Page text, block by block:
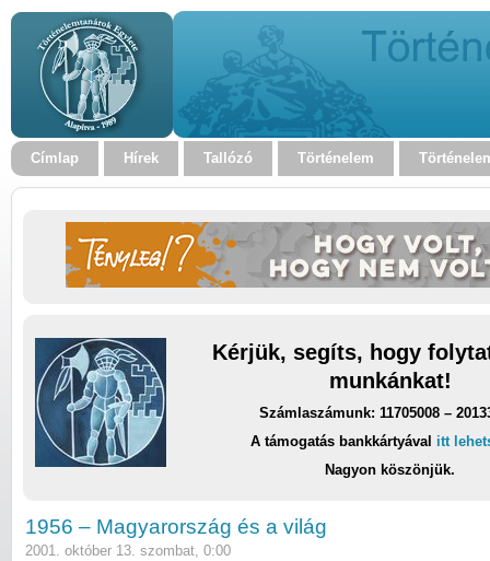
Címlap Hírek Tallózó Történelem
Kérjük, segíts, hogy
munkánkat!
Számlaszámunk: 11705008 –
A támogatás bankkártyával itt
Nagyon köszönjük.
1956 – Magyarország és a világ
2001. október 13. szombat, 0:00